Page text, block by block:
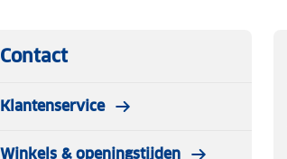
Contact
Klantenservice
Winkels & openingstijden